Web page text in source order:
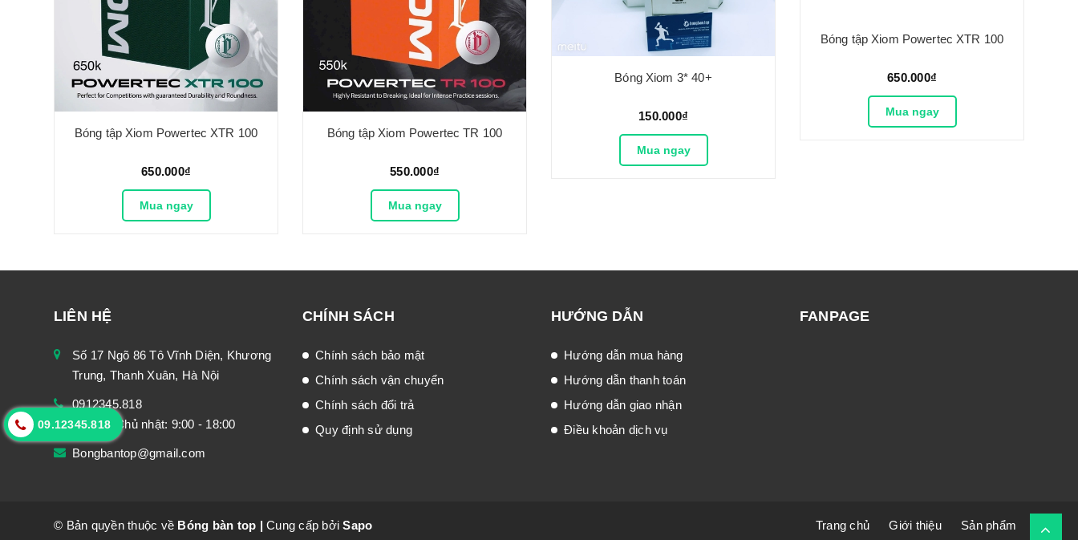
Bóng tập Xiom Powertec XTR 100
650.000₫
Mua ngay
Bóng tập Xiom Powertec TR 100
550.000₫
Mua ngay
Bóng Xiom 3* 40+
150.000₫
Mua ngay
Bóng tập Xiom Powertec XTR 100
650.000₫
Mua ngay
LIÊN HỆ
Số 17 Ngõ 86 Tô Vĩnh Diện, Khương
Trung, Thanh Xuân, Hà Nội
0912345.818
Thứ 2 - Chủ nhật: 9:00 - 18:00
Bongbantop@gmail.com
CHÍNH SÁCH
Chính sách bảo mật
Chính sách vận chuyển
Chính sách đổi trả
Quy định sử dụng
HƯỚNG DẪN
Hướng dẫn mua hàng
Hướng dẫn thanh toán
Hướng dẫn giao nhận
Điều khoản dịch vụ
FANPAGE
© Bản quyền thuộc về Bóng bàn top | Cung cấp bởiSapo Trang chủ Giới thiệu Sản phẩm
09.12345.818